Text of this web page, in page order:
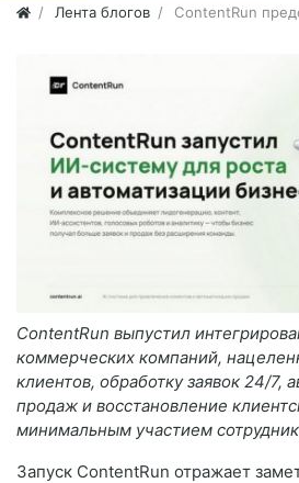
Лента блогов ContentRun
ContentRun выпустил
коммерческих компаний,
клиентов, обработку заявок 24/7,
продаж и восстановление
минимальным участием
Запуск ContentRun отражает